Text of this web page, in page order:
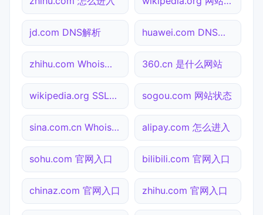
jd.com DNS解析 huawei.com DNS解析
zhihu.com Whois查询 360.cn 是什么网站
wikipedia.org SSL检测 sogou.com 网站状态
sina.com.cn Whois查询 alipay.com 怎么进入
sohu.com 官网入口 bilibili.com 官网入口
chinaz.com 官网入口 zhihu.com 官网入口